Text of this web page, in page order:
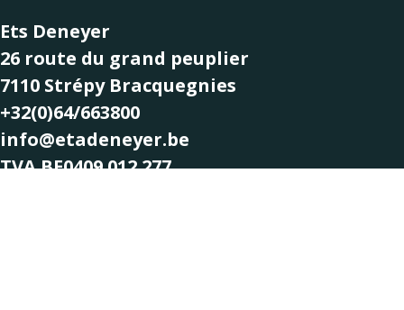
Ets Deneyer
26 route du grand peuplier
7110 Strépy Bracquegnies
+32(0)64/663800
info@etadeneyer.be
TVA BE0409.012.277